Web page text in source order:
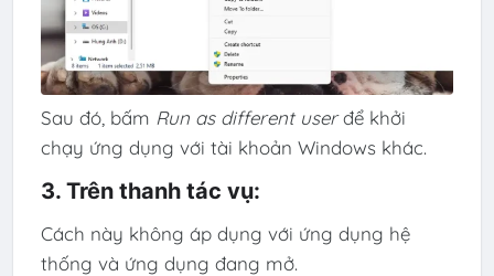
Sau đó, bấm Run as different userđể khởi
chạy ứng dụng với tài khoản Windows khác.
3. Trên thanh tác vụ:
Cách này không áp dụng với ứng dụng hệ
thống và ứng dụng đang mở.